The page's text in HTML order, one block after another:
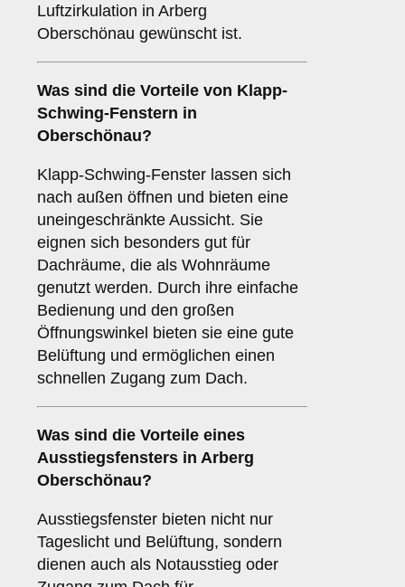
Luftzirkulation in Arberg
Oberschönau gewünscht ist.
Was sind die Vorteile von Klapp-
Schwing-Fenstern in
Oberschönau?
Klapp-Schwing-Fenster lassen sich
nach außen öffnen und bieten eine
uneingeschränkte Aussicht. Sie
eignen sich besonders gut für
Dachräume, die als Wohnräume
genutzt werden. Durch ihre einfache
Bedienung und den großen
Öffnungswinkel bieten sie eine gute
Belüftung und ermöglichen einen
schnellen Zugang zum Dach.
Was sind die Vorteile eines
Ausstiegsfensters in Arberg
Oberschönau?
Ausstiegsfenster bieten nicht nur
Tageslicht und Belüftung, sondern
dienen auch als Notausstieg oder